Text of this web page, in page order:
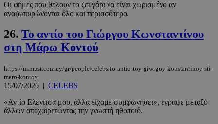
Οι φήμες που θέλουν το ζευγάρι να είναι χωρισμένο αν
αναζωπυρώνονται όλο και περισσότερο.
26. Το αντίο του Γιώργου Κωνσταντίνου
στη Μάρω Κοντού
https://m.must.com.cy/gr/people/celebs/to-antio-toy-giwrgoy-konstantinoy-sti-
maro-kontoy
15/07/2026 | CELEBS
«Αντίο Ελενίτσα μου, άλλα είχαμε συμφωνήσει», έγραψε μεταξύ
άλλων αποχαιρετώντας την γνωστή ηθοποιό.
_scc_session
PHPSESSID συνεδρία